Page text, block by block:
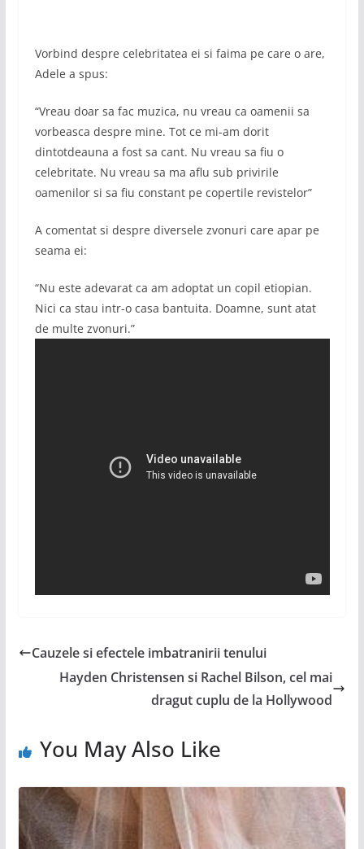
Vorbind despre celebritatea ei si faima pe care o are,
Adele a spus:
“Vreau doar sa fac muzica, nu vreau ca oamenii sa
vorbeasca despre mine. Tot ce mi-am dorit
dintotdeauna a fost sa cant. Nu vreau sa fiu o
celebritate. Nu vreau sa ma aflu sub privirile
oamenilor si sa fiu constant pe copertile revistelor”
A comentat si despre diversele zvonuri care apar pe
seama ei:
“Nu este adevarat ca am adoptat un copil etiopian.
Nici ca stau intr-o casa bantuita. Doamne, sunt atat
de multe zvonuri.”
Cauzele si efectele imbatranirii tenului
Hayden Christensen si Rachel Bilson, cel mai
dragut cuplu de la Hollywood
You May Also Like